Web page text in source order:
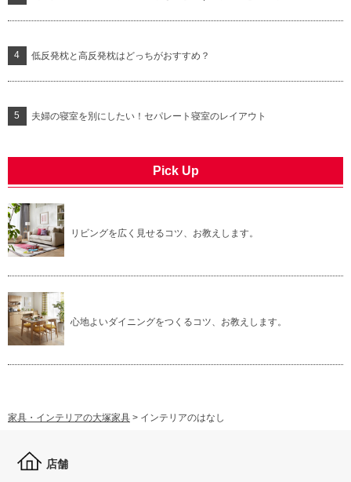
低反発枕と高反発枕はどっちがおすすめ？
夫婦の寝室を別にしたい！セパレート寝室のレイアウト
Pick Up
リビングを広く見せるコツ、お教えします。
心地よいダイニングをつくるコツ、お教えします。
家具・インテリアの大塚家具 > インテリアのはなし
店舗